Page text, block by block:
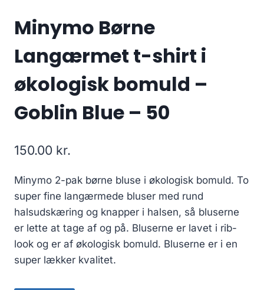
Minymo Børne
Langærmet t-shirt i
økologisk bomuld –
Goblin Blue – 50
150.00 kr.
Minymo 2-pak børne bluse i økologisk bomuld. To
super fine langærmede bluser med rund
halsudskæring og knapper i halsen, så bluserne
er lette at tage af og på. Bluserne er lavet i rib-
look og er af økologisk bomuld. Bluserne er i en
super lækker kvalitet.